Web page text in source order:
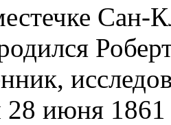
Сан-
28 июня 1861